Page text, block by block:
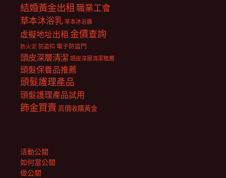
結婚黃金出租職業工會
草本沐浴乳 草本沐浴露
虛擬地址出租 金價查詢
防火泥 防盜扣 電子防盜門
頭皮深層清潔 頭皮深層清潔推薦
頭髮保養品推薦
頭髮護理產品
頭髮護理產品試用
飾金買賣 高價收購黃金
活動公關
如何當公關
做公關